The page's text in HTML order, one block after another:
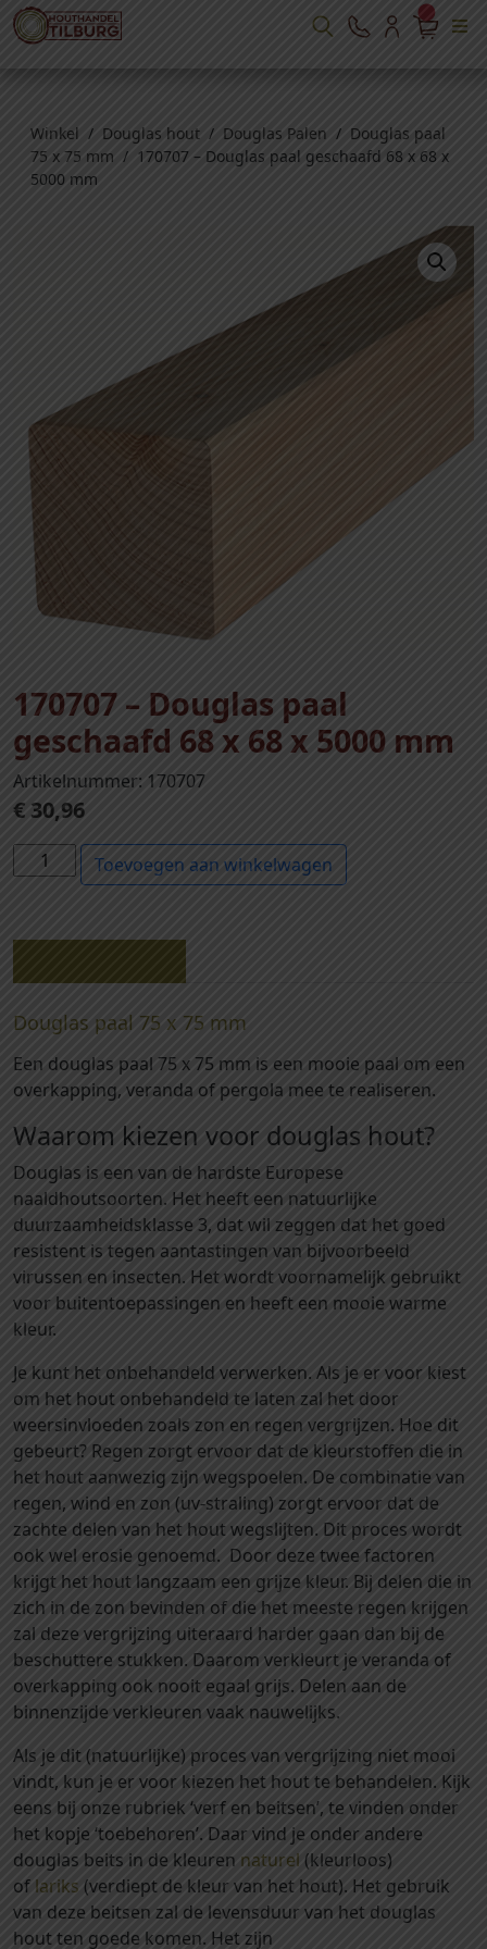
Winkel / Douglas hout / Douglas Palen / Douglas paal
75 x 75 mm / 170707 – Douglas paal geschaafd 68 x 68 x
5000 mm
170707 – Douglas paal
geschaafd 68 x 68 x 5000 mm
Artikelnummer: 170707
€ 30,96
7
7
7
-
o
u
l
a
s
p
a
a
l
g
s
c
h
a
a
f
d
6
8
x
6
8
x
5
0
0
0
m
m
a
a
n
Toevoegen aan winkelwagen
Douglas paal 75 x 75 mm
Een douglas paal 75 x 75 mm is een mooie paal om een
overkapping, veranda of pergola mee te realiseren.
Waarom kiezen voor douglas hout?
Douglas is een van de hardste Europese
naaldhoutsoorten. Het heeft een natuurlijke
duurzaamheidsklasse 3, dat wil zeggen dat het goed
resistent is tegen aantastingen van bijvoorbeeld
virussen en insecten. Het wordt voornamelijk gebruikt
voor buitentoepassingen en heeft een mooie warme
kleur.
Je kunt het onbehandeld verwerken. Als je er voor kiest
om het hout onbehandeld te laten zal het door
weersinvloeden zoals zon en regen vergrijzen. Hoe dit
gebeurt? Regen zorgt ervoor dat de kleurstoffen die in
het hout aanwezig zijn wegspoelen. De combinatie van
regen, wind en zon (uv-straling) zorgt ervoor dat de
zachte delen van het hout wegslijten. Dit proces wordt
ook wel erosie genoemd. Door deze twee factoren
krijgt het hout langzaam een grijze kleur. Bij delen die in
zich in de zon bevinden of die het meeste regen krijgen
zal deze vergrijzing uiteraard harder gaan dan bij de
beschuttere stukken. Daarom verkleurt je veranda of
overkapping ook nooit egaal grijs. Delen aan de
binnenzijde verkleuren vaak nauwelijks.
Als je dit (natuurlijke) proces van vergrijzing niet mooi
vindt, kun je er voor kiezen het hout te behandelen. Kijk
eens bij onze rubriek ‘verf en beitsen’, te vinden onder
het kopje ‘toebehoren’. Daar vind je onder andere
douglas beits in de kleuren naturel (kleurloos)
of lariks (verdiept de kleur van het hout). Het gebruik
van deze beitsen zal de levensduur van het douglas
hout ten goede komen. Het zijn